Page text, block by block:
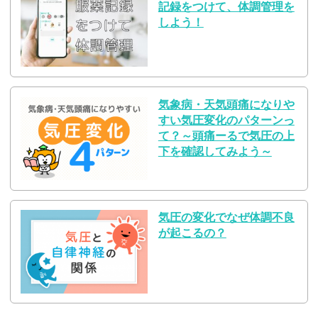
記録をつけて、体調管理を
しよう！
気象病・天気頭痛になりや
すい気圧変化のパターンっ
て？～頭痛ーるで気圧の上
下を確認してみよう～
気圧の変化でなぜ体調不良
が起こるの？